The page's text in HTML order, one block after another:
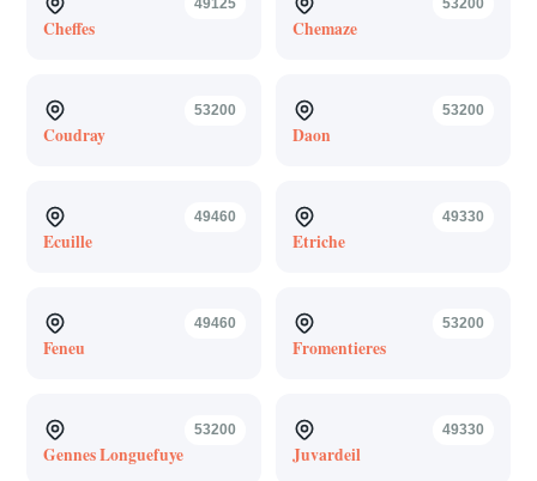
49125
Cheffes
53200
Chemaze
53200
Coudray
53200
Daon
49460
Ecuille
49330
Etriche
49460
Feneu
53200
Fromentieres
53200
Gennes Longuefuye
49330
Juvardeil